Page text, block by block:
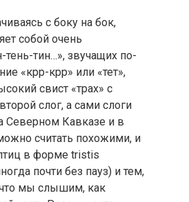
с боку на бок,
собой очень
тень-тин…», звучащих по-
«крр-крр» или «тет»,
свист «трах» с
слог, а сами слоги
Северном Кавказе и в
считать похожими, и
в форме tristis
почти без пауз) и тем,
что мы слышим, как